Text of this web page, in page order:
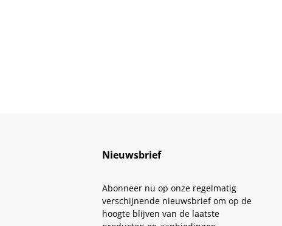
Nieuwsbrief
Abonneer nu op onze regelmatig
verschijnende nieuwsbrief om op de
hoogte blijven van de laatste